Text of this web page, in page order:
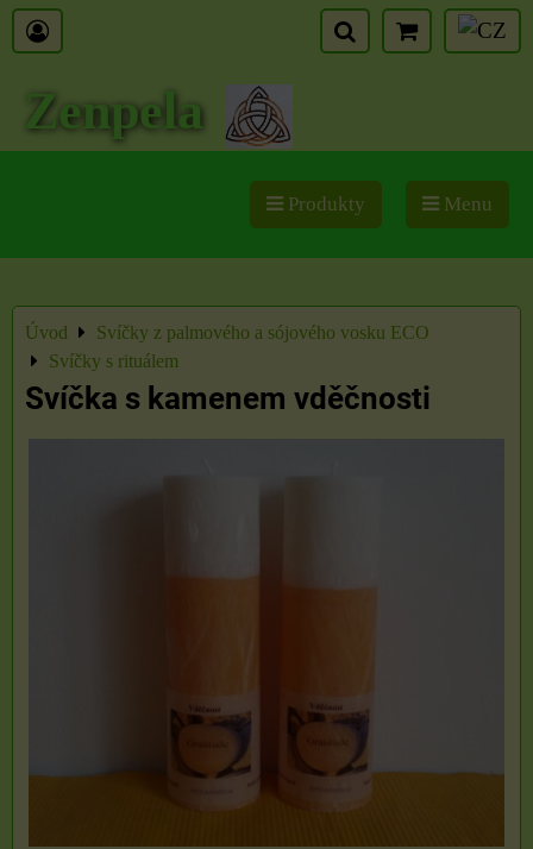
Zenpela
Produkty Menu
Úvod
Svíčky z palmového a sójového vosku ECO
Svíčky s rituálem
Svíčka s kamenem vděčnosti